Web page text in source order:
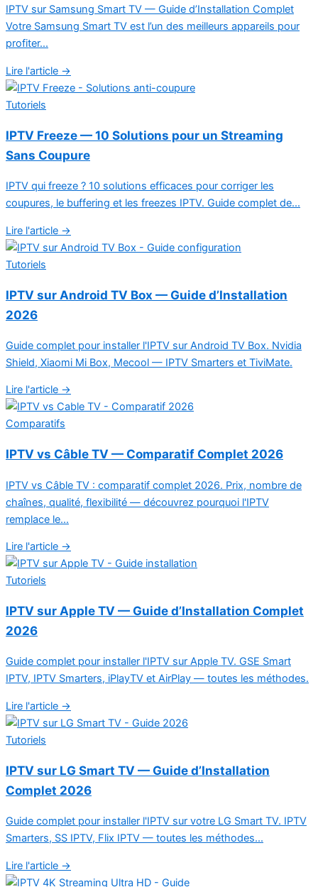
IPTV sur Samsung Smart TV — Guide d’Installation Complet
Votre Samsung Smart TV est l’un des meilleurs appareils pour
profiter...
Lire l'article →
Tutoriels
IPTV Freeze — 10 Solutions pour un Streaming
Sans Coupure
IPTV qui freeze ? 10 solutions efficaces pour corriger les
coupures, le buffering et les freezes IPTV. Guide complet de...
Lire l'article →
Tutoriels
IPTV sur Android TV Box — Guide d’Installation
2026
Guide complet pour installer l'IPTV sur Android TV Box. Nvidia
Shield, Xiaomi Mi Box, Mecool — IPTV Smarters et TiviMate.
Lire l'article →
Comparatifs
IPTV vs Câble TV — Comparatif Complet 2026
IPTV vs Câble TV : comparatif complet 2026. Prix, nombre de
chaînes, qualité, flexibilité — découvrez pourquoi l'IPTV
remplace le...
Lire l'article →
Tutoriels
IPTV sur Apple TV — Guide d’Installation Complet
2026
Guide complet pour installer l'IPTV sur Apple TV. GSE Smart
IPTV, IPTV Smarters, iPlayTV et AirPlay — toutes les méthodes.
Lire l'article →
Tutoriels
IPTV sur LG Smart TV — Guide d’Installation
Complet 2026
Guide complet pour installer l'IPTV sur votre LG Smart TV. IPTV
Smarters, SS IPTV, Flix IPTV — toutes les méthodes...
Lire l'article →